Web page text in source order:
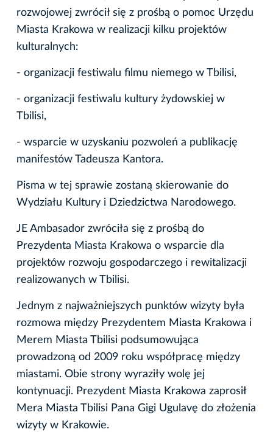
rozwojowej zwrócił się z prośbą o pomoc Urzędu
Miasta Krakowa w realizacji kilku projektów
kulturalnych:
- organizacji festiwalu filmu niemego w Tbilisi,
- organizacji festiwalu kultury żydowskiej w
Tbilisi,
- wsparcie w uzyskaniu pozwoleń a publikację
manifestów Tadeusza Kantora.
Pisma w tej sprawie zostaną skierowanie do
Wydziału Kultury i Dziedzictwa Narodowego.
JE Ambasador zwróciła się z prośbą do
Prezydenta Miasta Krakowa o wsparcie dla
projektów rozwoju gospodarczego i rewitalizacji
realizowanych w Tbilisi.
Jednym z najważniejszych punktów wizyty była
rozmowa między Prezydentem Miasta Krakowa i
Merem Miasta Tbilisi podsumowująca
prowadzoną od 2009 roku współpracę między
miastami. Obie strony wyraziły wolę jej
kontynuacji. Prezydent Miasta Krakowa zaprosił
Mera Miasta Tbilisi Pana Gigi Ugulavę do złożenia
wizyty w Krakowie.